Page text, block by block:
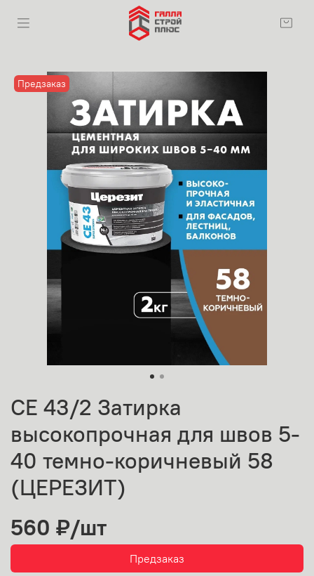
Предзаказ
CE 43/2 Затирка
высокопрочная для швов 5-
40 темно-коричневый 58
(ЦЕРЕЗИТ)
560 ₽/шт
Предзаказ